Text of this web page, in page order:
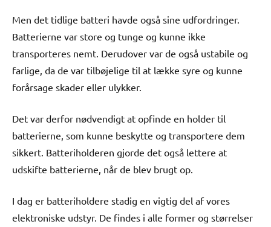
Men det tidlige batteri havde også sine udfordringer.
Batterierne var store og tunge og kunne ikke
transporteres nemt. Derudover var de også ustabile og
farlige, da de var tilbøjelige til at lække syre og kunne
forårsage skader eller ulykker.
Det var derfor nødvendigt at opfinde en holder til
batterierne, som kunne beskytte og transportere dem
sikkert. Batteriholderen gjorde det også lettere at
udskifte batterierne, når de blev brugt op.
I dag er batteriholdere stadig en vigtig del af vores
elektroniske udstyr. De findes i alle former og størrelser